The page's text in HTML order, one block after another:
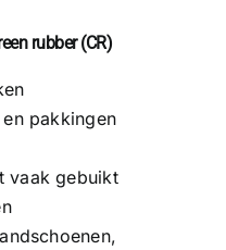
rubber (CR)
pakkingen
vaak gebuikt